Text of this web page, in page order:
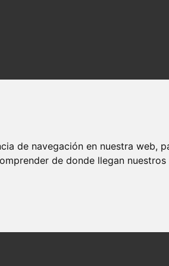
de navegación en nuestra web,
de donde llegan